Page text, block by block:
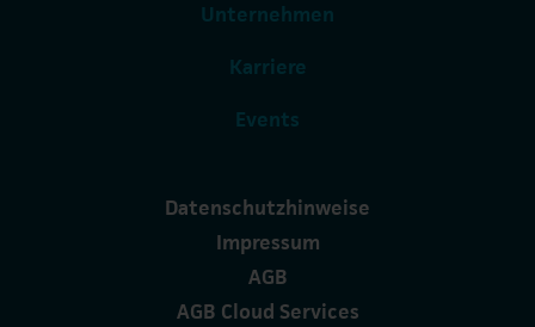
Unternehmen
Karriere
Events
Datenschutzhinweise
Impressum
AGB
AGB Cloud Services